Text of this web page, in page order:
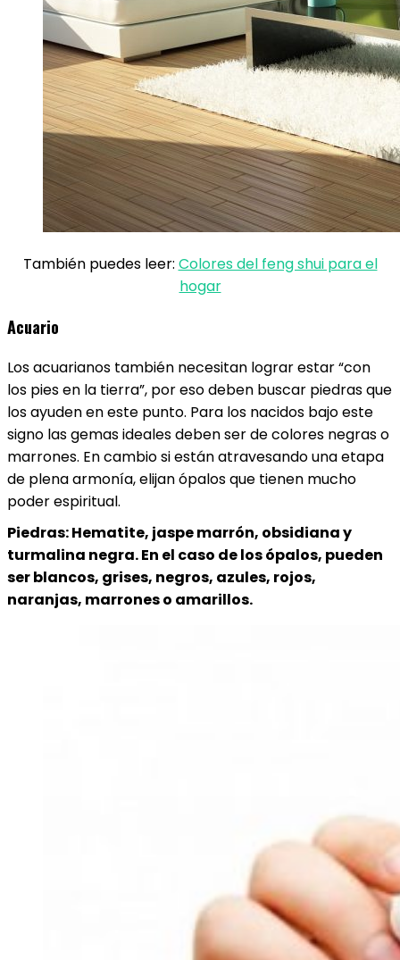
También puedes leer: Colores del feng shui para el
hogar
Acuario
Los acuarianos también necesitan lograr estar “con
los pies en la tierra”, por eso deben buscar piedras que
los ayuden en este punto. Para los nacidos bajo este
signo las gemas ideales deben ser de colores negras o
marrones. En cambio si están atravesando una etapa
de plena armonía, elijan ópalos que tienen mucho
poder espiritual.
Piedras: Hematite, jaspe marrón, obsidiana y
turmalina negra. En el caso de los ópalos, pueden
ser blancos, grises, negros, azules, rojos,
naranjas, marrones o amarillos.